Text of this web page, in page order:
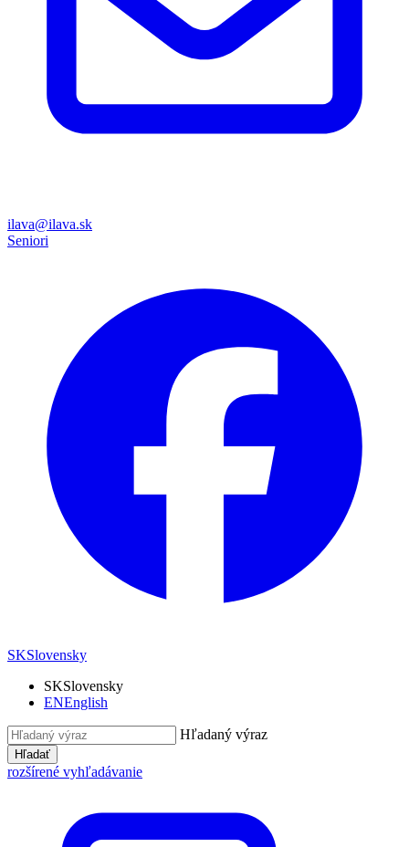
ilava@ilava.sk
Seniori
SKSlovensky
SKSlovensky
ENEnglish
Hľadaný výraz
Hľadať
rozšírené vyhľadávanie